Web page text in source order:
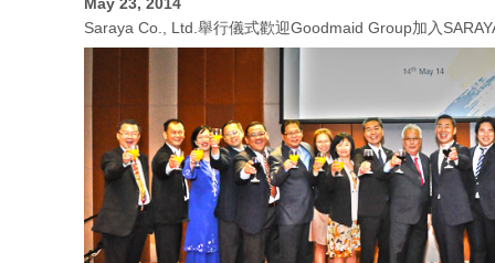
Saraya Co., Ltd.舉行儀式歡迎Goodmaid Group加入